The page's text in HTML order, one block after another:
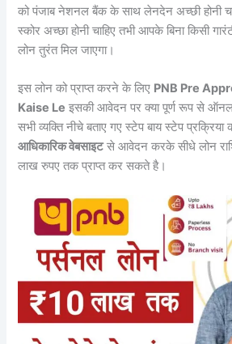
को पंजाब नेशनल बैंक के साथ लेनदेन अच्छी होनी
स्कोर अच्छा होनी चाहिए तभी आपके बिना किसी
लोन तुरंत मिल जाएगा।
इस लोन को प्राप्त करने के लिए PNB Pre
Kaise Le इसकी आवेदन पर क्या पूर्ण रूप से
सभी व्यक्ति नीचे बताए गए स्टेप बाय स्टेप
आधिकारिक वेबसाइटसे आवेदन करके सीधे लोन
लाख रुपए तक प्राप्त कर सकते है।